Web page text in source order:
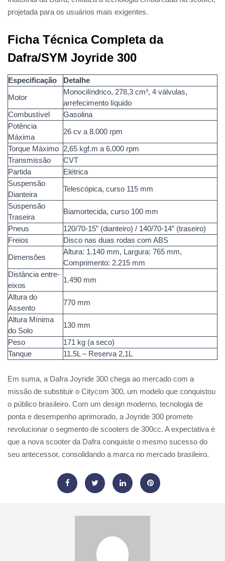
projetada para os usuários mais exigentes.
Ficha Técnica Completa da
Dafra/SYM Joyride 300
Especificação
Detalhe
Motor
Monocilíndrico, 278,3 cm³, 4 válvulas,
arrefecimento líquido
Combustível
Gasolina
Potência
Máxima
26 cv a 8.000 rpm
Torque Máximo 2,65 kgf.m a 6.000 rpm
Transmissão
CVT
Partida
Elétrica
Suspensão
Dianteira
Telescópica, curso 115 mm
Suspensão
Traseira
Biamortecida, curso 100 mm
Pneus
120/70-15” (dianteiro) / 140/70-14” (traseiro)
Freios
Disco nas duas rodas com ABS
Dimensões
Altura: 1.140 mm, Largura: 765 mm,
Comprimento: 2.215 mm
Distância entre-
eixos
1.490 mm
Altura do
Assento
770 mm
Altura Mínima
do Solo
130 mm
Peso
171 kg (a seco)
Tanque
11,5L – Reserva 2,1L
Em suma, a Dafra Joyride 300 chega ao mercado com a
missão de substituir o Citycom 300, um modelo que conquistou
o público brasileiro. Com um design moderno, tecnologia de
ponta e desempenho aprimorado, a Joyride 300 promete
revolucionar o segmento de scooters de 300cc. A expectativa é
que a nova scooter da Dafra conquiste o mesmo sucesso do
seu antecessor, consolidando a marca no mercado brasileiro.